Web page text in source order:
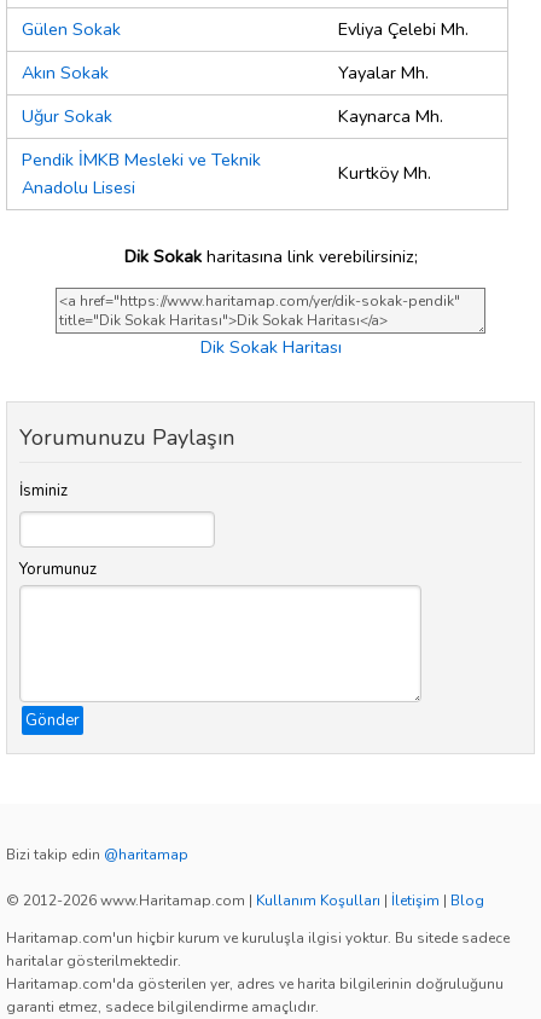
Gülen Sokak
Evliya Çelebi Mh.
Akın Sokak
Yayalar Mh.
Uğur Sokak
Kaynarca Mh.
Pendik İMKB Mesleki ve Teknik
Anadolu Lisesi
Kurtköy Mh.
Dik Sokakharitasına link verebilirsiniz;
Dik Sokak Haritası
Yorumunuzu Paylaşın
İsminiz
Yorumunuz
Gönder
Bizi takip edin @haritamap
© 2012-2026 www.Haritamap.com | Kullanım Koşulları | İletişim | Blog
Haritamap.com'un hiçbir kurum ve kuruluşla ilgisi yoktur. Bu sitede sadece
haritalar gösterilmektedir.
Haritamap.com'da gösterilen yer, adres ve harita bilgilerinin doğruluğunu
garanti etmez, sadece bilgilendirme amaçlıdır.